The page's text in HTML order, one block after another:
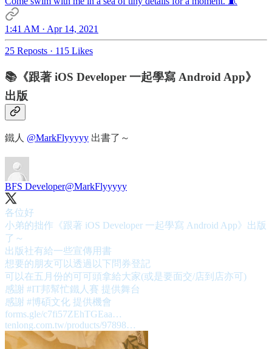
1:41 AM · Apr 14, 2021
25 Reposts · 115 Likes
📚《跟著 iOS Developer 一起學寫 Android App》
出版
鐵人 @MarkFlyyyyy 出書了～
BFS Developer@MarkFlyyyyy
各位好
小弟的拙作《跟著 iOS Developer 一起學寫 Android App》出版
了～
出版社有給一些宣傳用書
想要的朋友可以透過以下問券登記
可以在五月份的可可頭拿給大家(或是要面交/店到店亦可)
感謝 #IT邦幫忙鐵人賽 提供舞台
感謝 #博碩文化
forms.gle/c7fi57ZEhTGEaa…
tenlong.com.tw/products/97898…